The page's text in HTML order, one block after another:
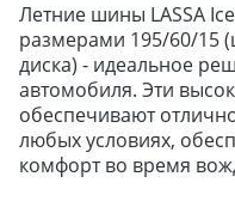
Летние шины LASSA
размерами 195/60/15
диска) - идеальное
автомобиля. Эти
обеспечивают
любых условиях,
комфорт во время